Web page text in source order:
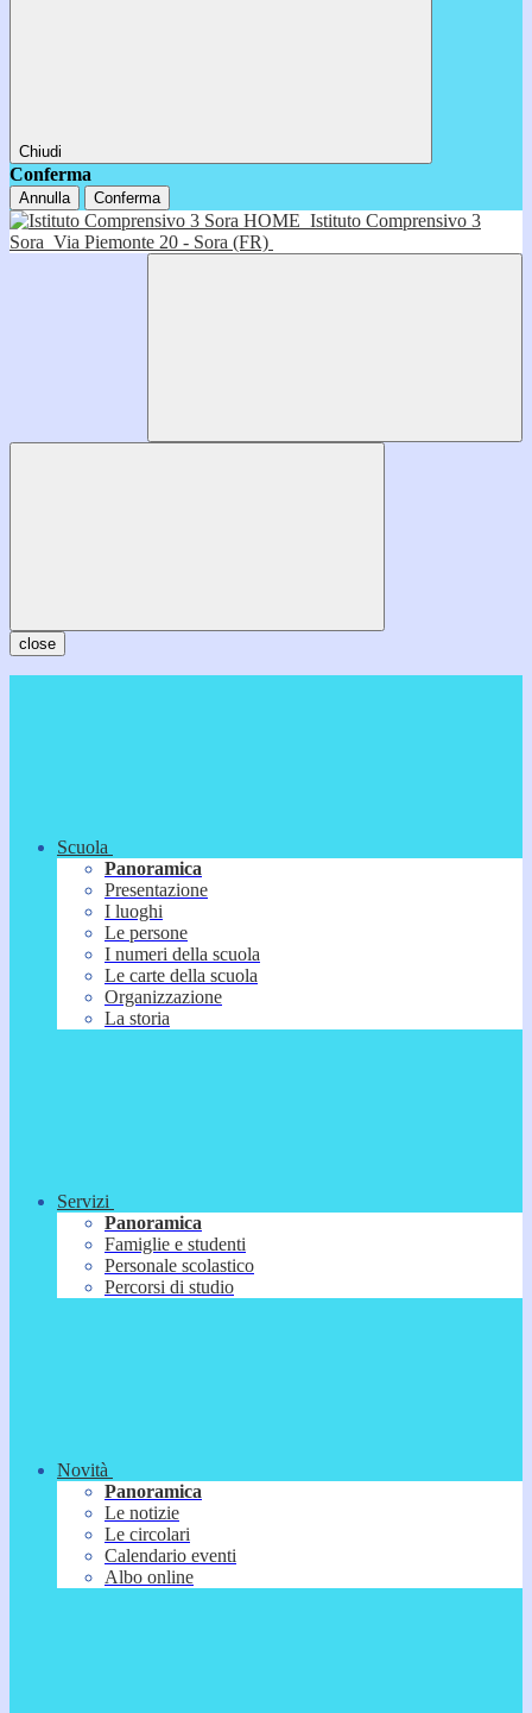
Chiudi
Conferma
Annulla Conferma
HOME Istituto Comprensivo 3
Sora Via Piemonte 20 - Sora (FR)
close
Scuola
Panoramica
Presentazione
I luoghi
Le persone
I numeri della scuola
Le carte della scuola
Organizzazione
La storia
Servizi
Panoramica
Famiglie e studenti
Personale scolastico
Percorsi di studio
Novità
Panoramica
Le notizie
Le circolari
Calendario eventi
Albo online